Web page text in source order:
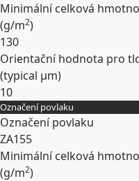
Minimální celková
(g/m2)
130
Orientační hodnota pro
(typical µm)
10
Rozbalit
Označení povlaku
Označení povlaku
ZA155
Minimální celková
(g/m2)